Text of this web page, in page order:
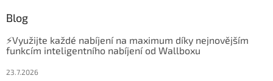
Blog
⚡Využijte každé nabíjení na maximum díky nejnovějším
funkcím inteligentního nabíjení od Wallboxu
23.7.2026